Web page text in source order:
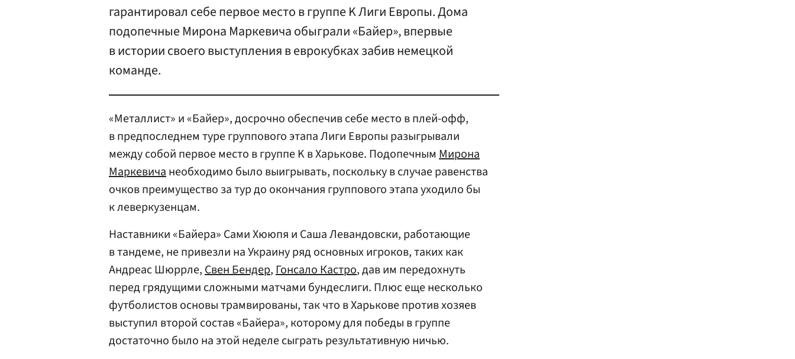
гарантировал себе первое место в группе K Лиги Европы. Дома
подопечные Мирона Маркевича обыграли «Байер», впервые
в истории своего выступления в еврокубках забив немецкой
команде.
«Металлист» и «Байер», досрочно обеспечив себе место в плей-офф,
в предпоследнем туре группового этапа Лиги Европы разыгрывали
между собой первое место в группе K в Харькове. Подопечным Мирона
Маркевичанеобходимо было выигрывать, поскольку в случае равенства
очков преимущество за тур до окончания группового этапа уходило бы
к леверкузенцам.
Наставники «Байера» Сами Хююпя и Саша Левандовски, работающие
в тандеме, не привезли на Украину ряд основных игроков, таких как
Андреас Шюррле,Свен Бендер,Гонсало Кастро, дав им передохнуть
перед грядущими сложными матчами бундеслиги. Плюс еще несколько
футболистов основы трамвированы, так что в Харькове против хозяев
выступил второй состав «Байера», которому для победы в группе
достаточно было на этой неделе сыграть результативную ничью.